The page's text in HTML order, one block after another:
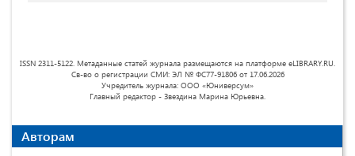
ISSN 2311-5122. Метаданные статей журнала размещаются на платформе eLIBRARY.RU.
Св-во о регистрации СМИ: ЭЛ № ФС77-91806 от 17.06.2026
Учредитель журнала: ООО «Юниверсум»
Главный редактор - Звездина Марина Юрьевна.
Авторам